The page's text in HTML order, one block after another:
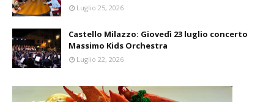
Luglio 25, 2026
Castello Milazzo: Giovedì 23 luglio concerto
Massimo Kids Orchestra
Luglio 22, 2026